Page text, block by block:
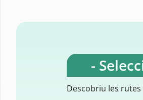
-
Descobriu les